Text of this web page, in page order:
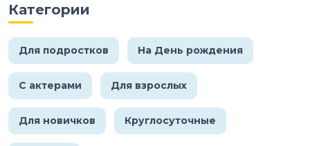
Категории
Для подростков На День рождения
С актерами Для взрослых
Для новичков Круглосуточные